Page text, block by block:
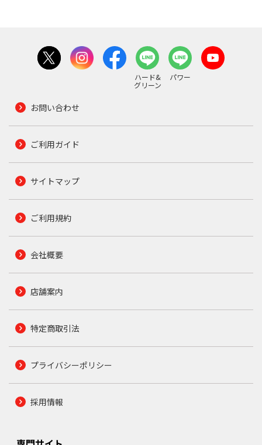
ハード&
グリーン
パワー
お問い合わせ
ご利用ガイド
サイトマップ
ご利用規約
会社概要
店舗案内
特定商取引法
プライバシーポリシー
採用情報